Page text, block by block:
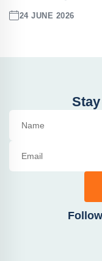
24 JUNE 2026